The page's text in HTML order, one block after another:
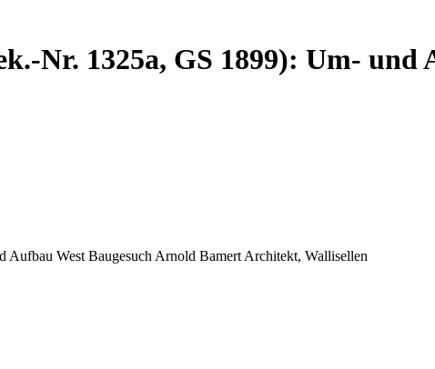
Nr. 1325a, GS 1899): Um-
West Baugesuch Arnold Bamert Architekt, Wallisellen